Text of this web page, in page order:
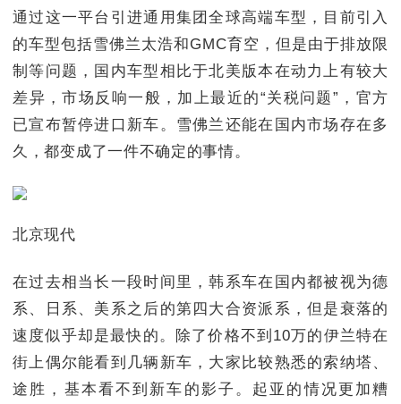
通过这一平台引进通用集团全球高端车型，目前引入
的车型包括雪佛兰太浩和GMC育空，但是由于排放限
制等问题，国内车型相比于北美版本在动力上有较大
差异，市场反响一般，加上最近的“关税问题”，官方
已宣布暂停进口新车。雪佛兰还能在国内市场存在多
久，都变成了一件不确定的事情。
北京现代
在过去相当长一段时间里，韩系车在国内都被视为德
系、日系、美系之后的第四大合资派系，但是衰落的
速度似乎却是最快的。除了价格不到10万的伊兰特在
街上偶尔能看到几辆新车，大家比较熟悉的索纳塔、
途胜，基本看不到新车的影子。起亚的情况更加糟